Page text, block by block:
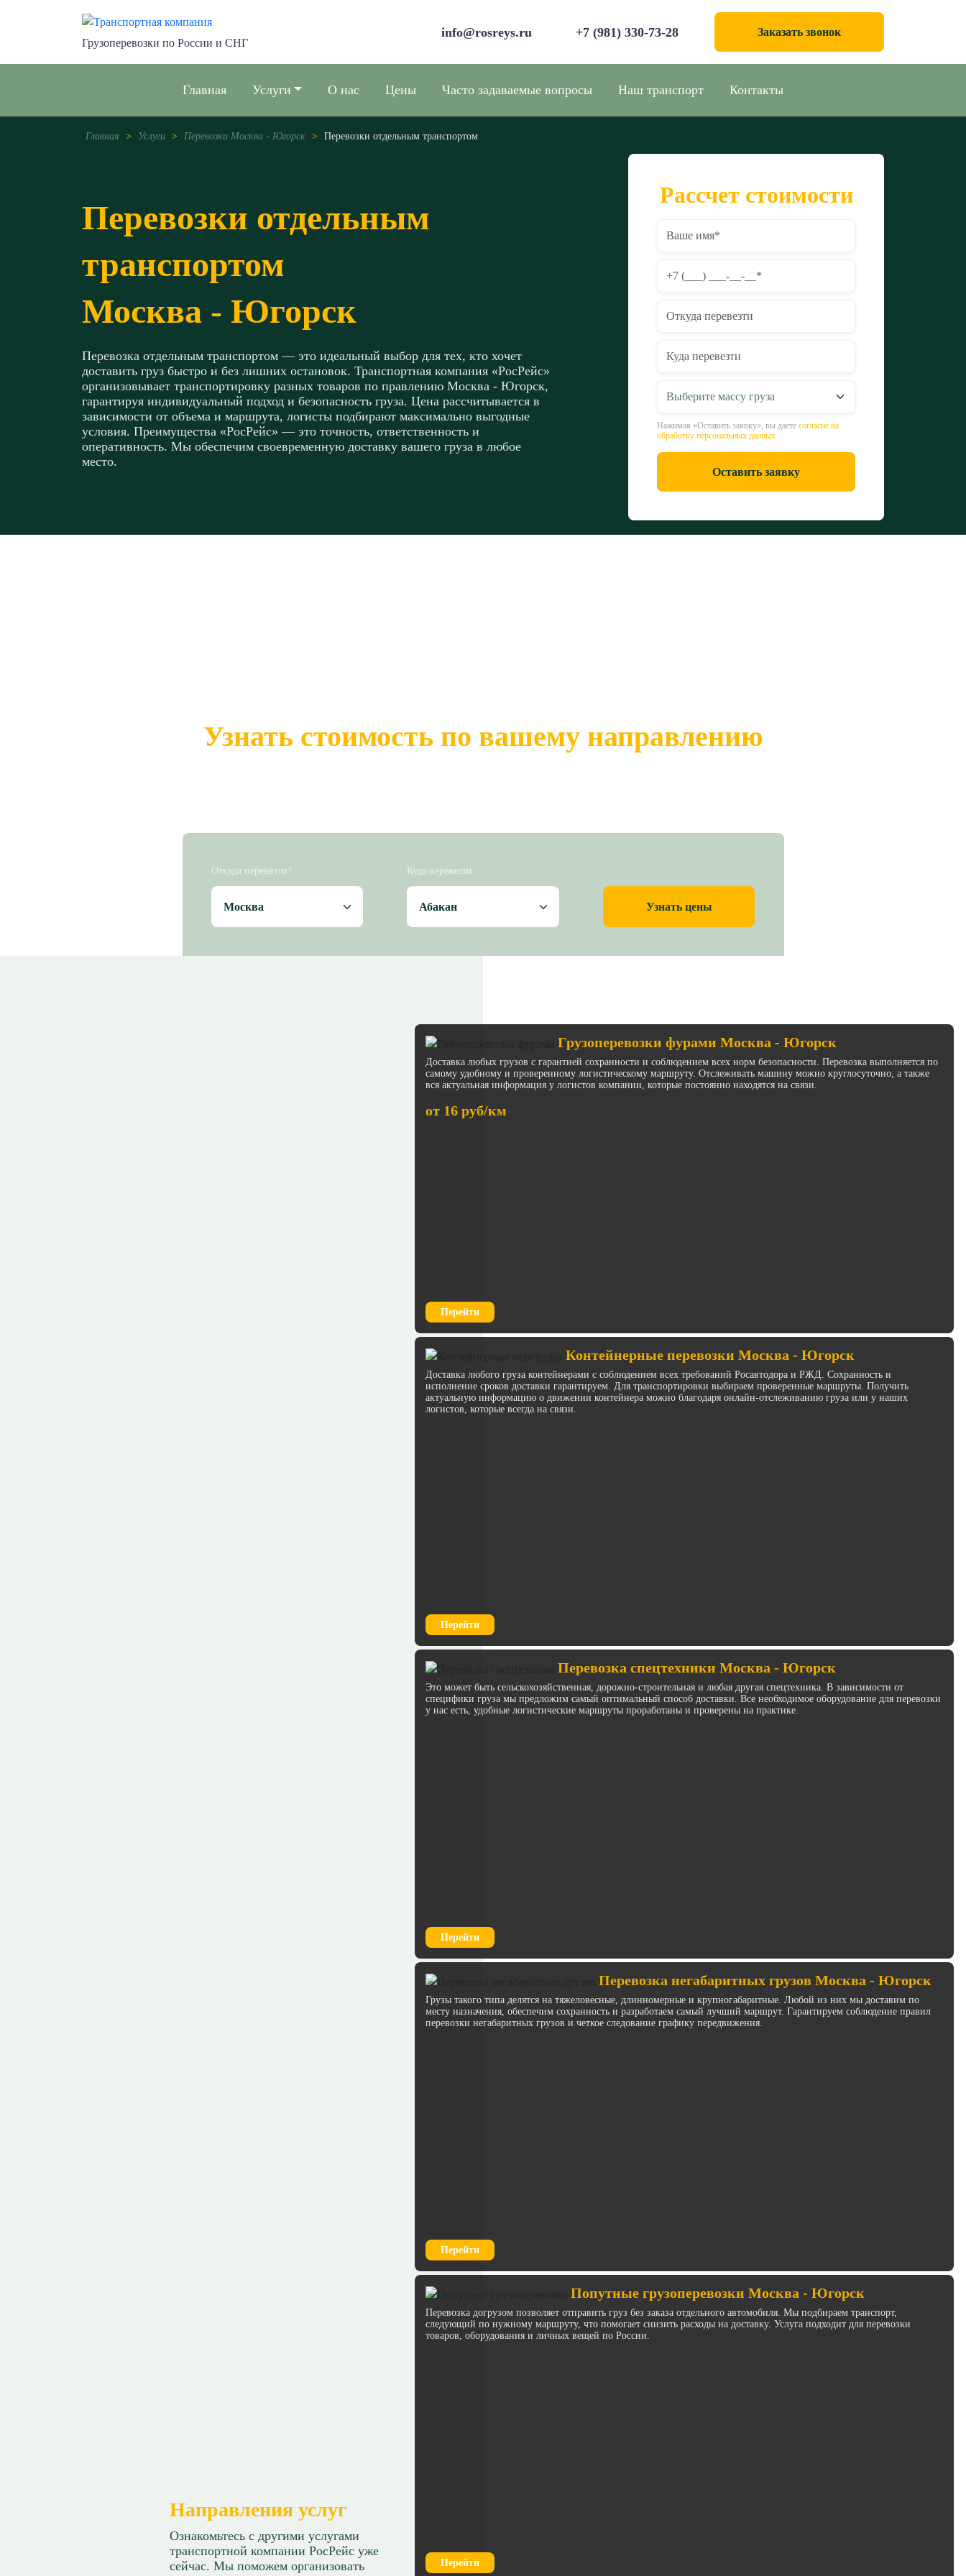
Грузоперевозки по России и СНГ
info@rosreys.ru +7 (981) 330-73-28 Заказать звонок
Главная Услуги О нас Цены Часто задаваемые вопросы Наш транспорт Контакты
Главная > Услуги > Перевозки Москва - Югорск > Перевозки отдельным транспортом
Перевозки отдельным
транспортом
Москва - Югорск
Перевозка отдельным транспортом — это идеальный выбор для тех, кто хочет
доставить груз быстро и без лишних остановок. Транспортная компания «РосРейс»
организовывает транспортировку разных товаров по правлению Москва - Югорск,
гарантируя индивидуальный подход и безопасность груза. Цена рассчитывается в
зависимости от объема и маршрута, логисты подбирают максимально выгодные
условия. Преимущества «РосРейс» — это точность, ответственность и
оперативность. Мы обеспечим своевременную доставку вашего груза в любое
место.
Рассчет стоимости
Нажимая «Оставить заявку», вы даете согласие на
обработку персональных данных
Оставить заявку
Узнать стоимость по вашему направлению
Откуда перевезти? Куда перевезти
Узнать цены
Направления услуг
Ознакомьтесь с другими услугами
транспортной компании РосРейс уже
сейчас. Мы поможем организовать
Грузоперевозки фурами Москва - Югорск
Доставка любых грузов с гарантией сохранности и соблюдением всех норм безопасности. Перевозка выполняется по
самому удобному и проверенному логистическому маршруту. Отслеживать машину можно круглосуточно, а также
вся актуальная информация у логистов компании, которые постоянно находятся на связи.
от 16 руб/км
Перейти
Контейнерные перевозки Москва - Югорск
Доставка любого груза контейнерами с соблюдением всех требований Росавтодора и РЖД. Сохранность и
исполнение сроков доставки гарантируем. Для транспортировки выбираем проверенные маршруты. Получить
актуальную информацию о движении контейнера можно благодаря онлайн-отслеживанию груза или у наших
логистов, которые всегда на связи.
Перейти
Перевозка спецтехники Москва - Югорск
Это может быть сельскохозяйственная, дорожно-строительная и любая другая спецтехника. В зависимости от
специфики груза мы предложим самый оптимальный способ доставки. Все необходимое оборудование для перевозки
у нас есть, удобные логистические маршруты проработаны и проверены на практике.
Перейти
Перевозка негабаритных грузов Москва - Югорск
Грузы такого типа делятся на тяжеловесные, длинномерные и крупногабаритные. Любой из них мы доставим по
месту назначения, обеспечим сохранность и разработаем самый лучший маршрут. Гарантируем соблюдение правил
перевозки негабаритных грузов и четкое следование графику передвижения.
Перейти
Попутные грузоперевозки Москва - Югорск
Перевозка догрузом позволяет отправить груз без заказа отдельного автомобиля. Мы подбираем транспорт,
следующий по нужному маршруту, что помогает снизить расходы на доставку. Услуга подходит для перевозки
товаров, оборудования и личных вещей по России.
Перейти